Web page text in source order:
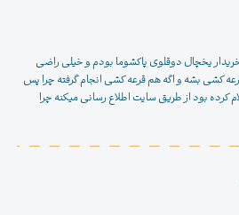
یخچال دوقلوی پاکشوما بودم و خیلی راضی
کشی بشه و اگه هم قرعه کشی انجام گرفته چرا پس
کرده بود از طریق سایت اطلاع رسانی میکنه چرا